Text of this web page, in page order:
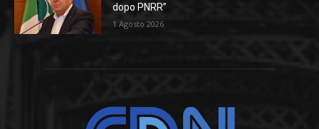
dopo PNRR”
1 Agosto 2026